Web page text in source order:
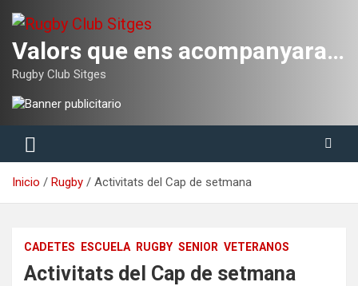
contenido
Valors que ens acompanyaran tota la vida
Rugby Club Sitges
Inicio Rugby Activitats del Cap de setmana
CADETES ESCUELA RUGBY SENIOR VETERANOS
Activitats del Cap de setmana